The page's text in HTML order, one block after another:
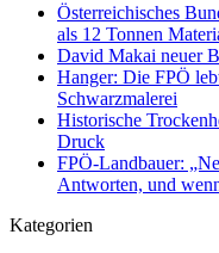
Österreichisches
als 12 Tonnen
David Makai neuer
Hanger: Die FPÖ
Schwarzmalerei
Historische
Druck
FPÖ-Landbauer:
Antworten, und
Kategorien